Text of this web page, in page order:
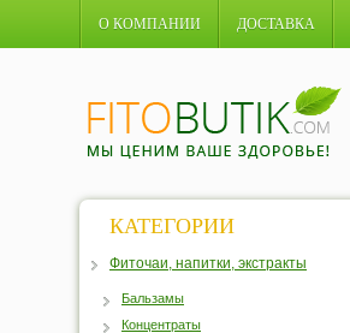
О КОМПАНИИ ДОСТАВКА
КАТЕГОРИИ
Фиточаи, напитки, экстракты
Бальзамы
Концентраты